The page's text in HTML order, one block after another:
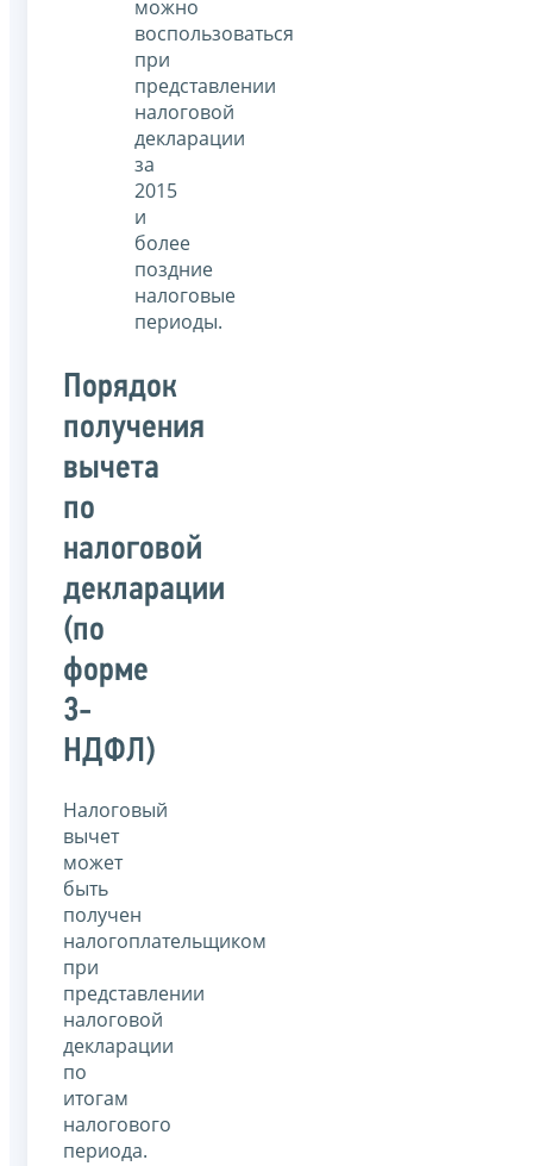
можно
воспользоваться
при
представлении
налоговой
декларации
за
2015
и
более
поздние
налоговые
периоды.
Порядок
получения
вычета
по
налоговой
декларации
(по
форме
3-
НДФЛ)
Налоговый
вычет
может
быть
получен
налогоплательщиком
при
представлении
налоговой
декларации
по
итогам
налогового
периода.